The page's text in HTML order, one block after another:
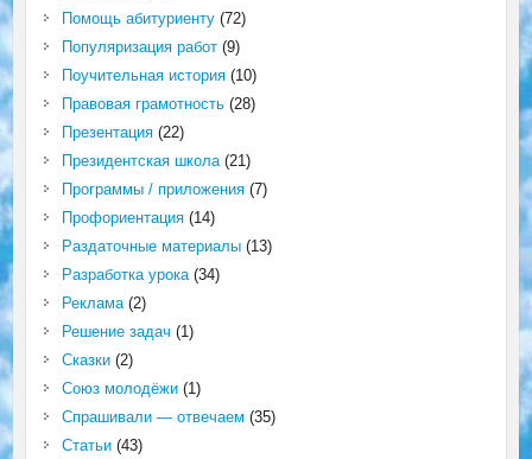
Помощь абитуриенту(72)
Популяризация работ(9)
Поучительная история(10)
Правовая грамотность(28)
Презентация(22)
Президентская школа(21)
Программы / приложения(7)
Профориентация(14)
Раздаточные материалы(13)
Разработка урока(34)
Реклама(2)
Решение задач (1)
Сказки(2)
Союз молодёжи(1)
Спрашивали — отвечаем (35)
Статьи(43)